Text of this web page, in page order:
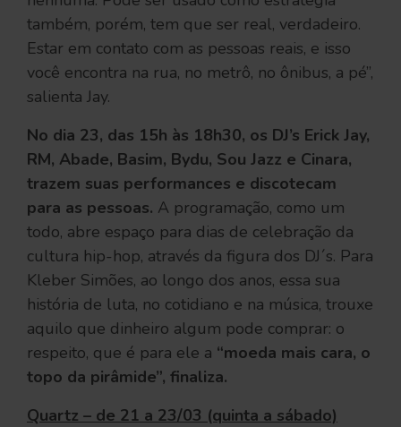
também, porém, tem que ser real, verdadeiro.
Estar em contato com as pessoas reais, e isso
você encontra na rua, no metrô, no ônibus, a pé”,
salienta Jay.
No dia 23, das 15h às 18h30, os DJ’s Erick Jay,
RM, Abade, Basim, Bydu, Sou Jazz e Cinara,
trazem suas performances e discotecam
para as pessoas. A programação, como um
todo, abre espaço para dias de celebração da
cultura hip-hop, através da figura dos DJ´s. Para
Kleber Simões, ao longo dos anos, essa sua
história de luta, no cotidiano e na música, trouxe
aquilo que dinheiro algum pode comprar: o
respeito, que é para ele a “moeda mais cara, o
topo da pirâmide”, finaliza.
Quartz – de 21 a 23/03 (quinta a sábado)